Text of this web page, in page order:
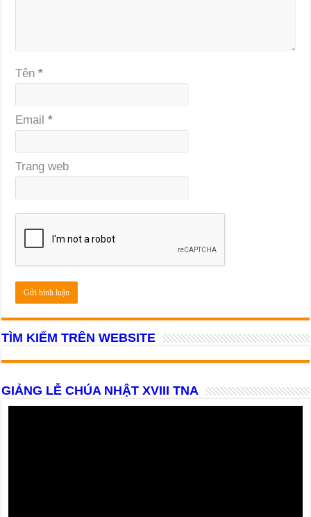
Tên*
Email*
Trang web
TÌM KIẾM TRÊN WEBSITE
GIẢNG LỄ CHÚA NHẬT XVIII TNA